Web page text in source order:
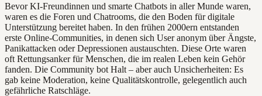
Bevor KI-Freundinnen und smarte Chatbots in aller Munde waren,
waren es die Foren und Chatrooms, die den Boden für digitale
Unterstützung bereitet haben. In den frühen 2000ern entstanden
erste Online-Communities, in denen sich User anonym über Ängste,
Panikattacken oder Depressionen austauschten. Diese Orte waren
oft Rettungsanker für Menschen, die im realen Leben kein Gehör
fanden. Die Community bot Halt – aber auch Unsicherheiten: Es
gab keine Moderation, keine Qualitätskontrolle, gelegentlich auch
gefährliche Ratschläge.